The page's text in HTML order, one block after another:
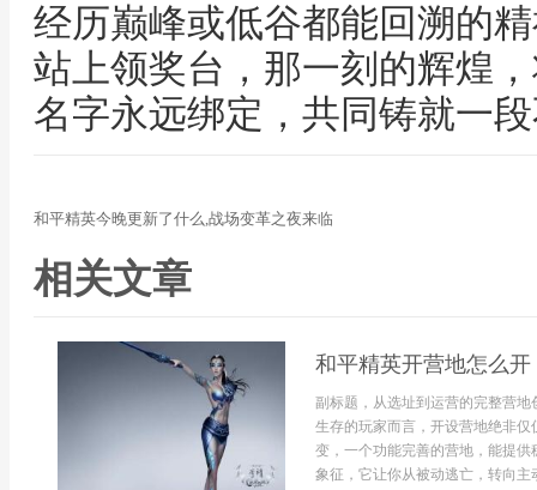
经历巅峰或低谷都能回溯的
站上领奖台，那一刻的辉煌
名字永远绑定，共同铸就一
和平精英今晚更新了什么,战场变革之夜来临
相关文章
和平精英开营地怎么
副标题，从选址到运营的完整营
生存的玩家而言，开设营地绝非
变，一个功能完善的营地，能提
象征，它让你从被动逃亡，转向